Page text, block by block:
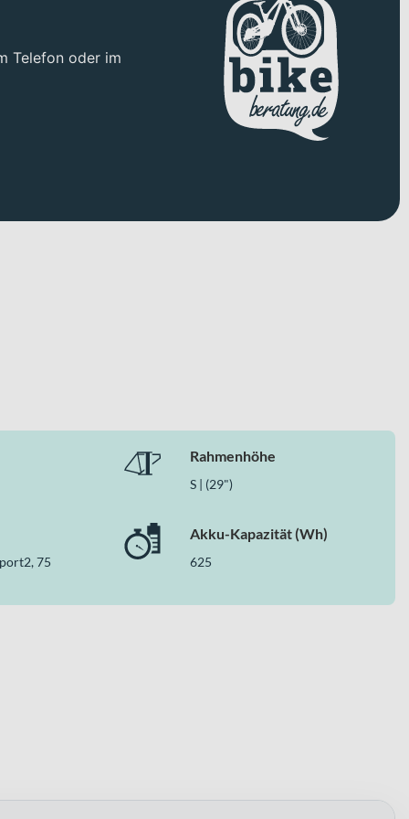
eines E-Mountainbikes abgestimmt ist. Für
Fahrsituation anpassen kannst. Das Gesamtgewicht
dich kraftvoll bei steilen Anstiegen und sorgt für eine
Gelände-Touren für die nötige Reichweite sorgt.
Antrieb und 130 mm Federgabel für anspruchsvolle
hydraulischen Scheibenbremsen machen es zu einem
Telefon oder im
Rahmenhöhe
S | (29")
75
Akku-Kapazität (Wh)
625